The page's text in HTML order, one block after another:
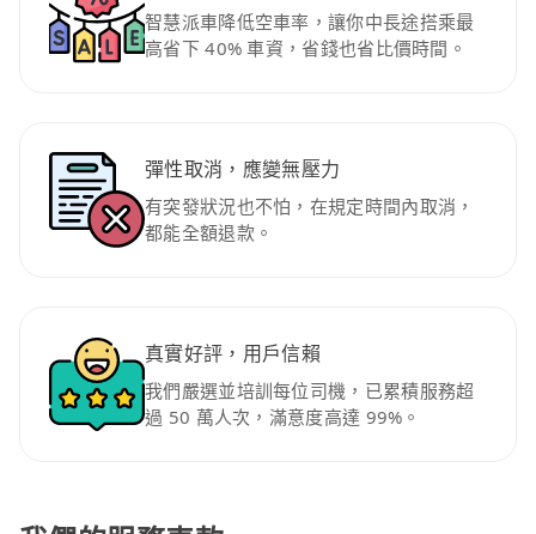
智慧派車降低空車率，讓你中長途搭乘最
高省下 40% 車資，省錢也省比價時間。
彈性取消，應變無壓力
有突發狀況也不怕，在規定時間內取消，
都能全額退款。
真實好評，用戶信賴
我們嚴選並培訓每位司機，已累積服務超
過 50 萬人次，滿意度高達 99%。